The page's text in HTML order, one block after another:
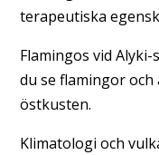
terapeutiska
Flamingos vid
du se flamingor
östkusten.
Klimatologi och